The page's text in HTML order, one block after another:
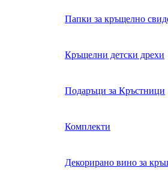
Папки за кръщелно
Кръщелни детски дрехи
Подаръци за Кръстници
Комплекти
Декорирано вино за